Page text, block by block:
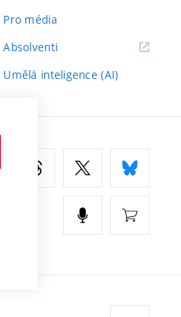
Pro média
Absolventi(externí
Umělá inteligence (AI)